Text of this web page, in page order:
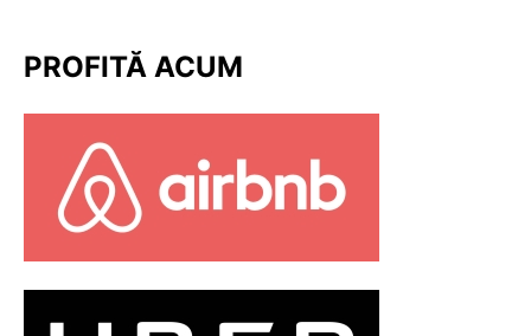
PROFITĂ ACUM